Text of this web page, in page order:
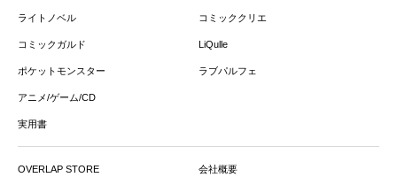
ライトノベル
コミックガルド
ポケットモンスター
アニメ/ゲーム/CD
実用書
コミッククリエ
LiQulle
ラブパルフェ
OVERLAP STORE 会社概要